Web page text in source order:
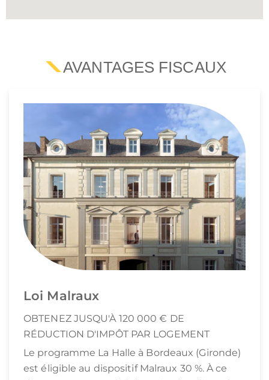
AVANTAGES FISCAUX
Loi Malraux
OBTENEZ JUSQU'À 120 000 € DE
RÉDUCTION D'IMPÔT PAR LOGEMENT
Le programme La Halle à Bordeaux (Gironde)
est éligible au dispositif Malraux 30 %. À ce